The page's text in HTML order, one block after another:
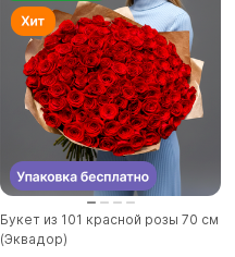
Букет из 101 красной розы 70 см
(Эквадор)